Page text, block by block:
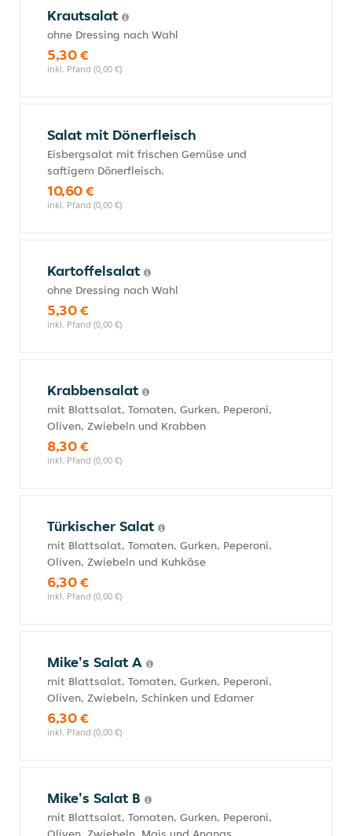
Krautsalat
ohne Dressing nach Wahl
5,30 €
inkl. Pfand (0,00 €)
Salat mit Dönerfleisch
Eisbergsalat mit frischen Gemüse und
saftigem Dönerfleisch.
10,60 €
inkl. Pfand (0,00 €)
Kartoffelsalat
ohne Dressing nach Wahl
5,30 €
inkl. Pfand (0,00 €)
Krabbensalat
mit Blattsalat, Tomaten, Gurken, Peperoni,
Oliven, Zwiebeln und Krabben
8,30 €
inkl. Pfand (0,00 €)
Türkischer Salat
mit Blattsalat, Tomaten, Gurken, Peperoni,
Oliven, Zwiebeln und Kuhkäse
6,30 €
inkl. Pfand (0,00 €)
Mike's Salat A
mit Blattsalat, Tomaten, Gurken, Peperoni,
Oliven, Zwiebeln, Schinken und Edamer
6,30 €
inkl. Pfand (0,00 €)
Mike's Salat B
mit Blattsalat, Tomaten, Gurken, Peperoni,